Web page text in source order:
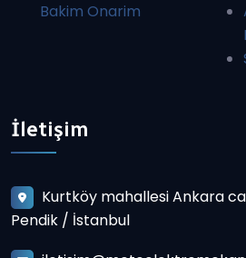
Bakim Onarim
İletişim
Kurtköy mahallesi Ankara
Pendik / İstanbul